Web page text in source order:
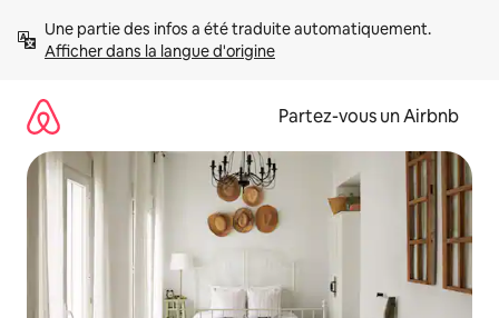
directement
Afficher dans la langue d'origine
Partez-vous un Airbnb